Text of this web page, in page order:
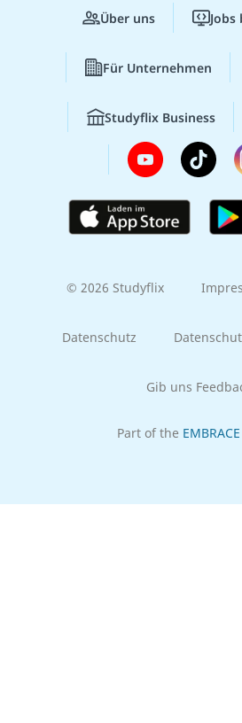
Über uns Jobs
Für Unternehmen
Studyflix Business
© 2026 Studyflix
Datenschutz
Gib uns
Part of the